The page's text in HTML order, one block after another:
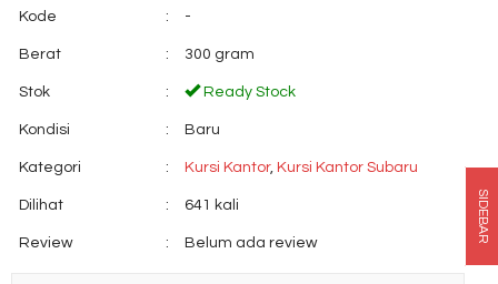
Kode : -
Berat : 300 gram
Stok : Ready Stock
Kondisi : Baru
Kategori : Kursi Kantor, Kursi Kantor Subaru
Dilihat : 641 kali
Review : Belum ada review SIDEBAR